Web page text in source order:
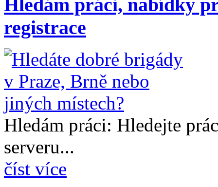
Hledám práci, nabídky
registrace
Hledám práci: Hledejte
serveru...
číst více